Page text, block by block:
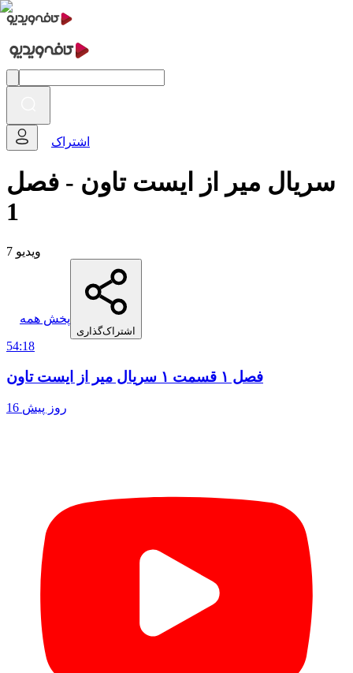
اشتراک
سریال میر از ایست تاون - فصل
1
7 ویدیو
پخش همه
اشتراک‌گذاری
54:18
فصل ۱ قسمت ۱ سریال میر از ایست تاون
16 روز پیش